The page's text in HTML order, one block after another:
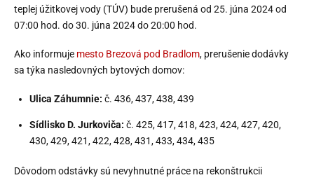
teplej úžitkovej vody (TÚV) bude prerušená od 25. júna 2024 od
07:00 hod. do 30. júna 2024 do 20:00 hod.
Ako informuje mesto Brezová pod Bradlom, prerušenie dodávky
sa týka nasledovných bytových domov:
Ulica Záhumnie: č. 436, 437, 438, 439
Sídlisko D. Jurkoviča: č. 425, 417, 418, 423, 424, 427, 420,
430, 429, 421, 422, 428, 431, 433, 434, 435
Dôvodom odstávky sú nevyhnutné práce na rekonštrukcii